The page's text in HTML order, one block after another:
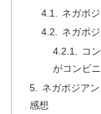
ネガポ
ネガポ
コ
がコンビ
ネガポジア
感想